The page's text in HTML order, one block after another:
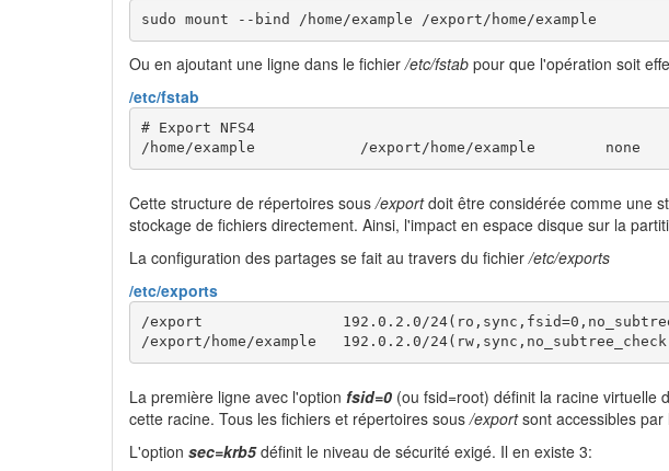
sudo mount --bind /home/example /export/home/example
Ou en ajoutant une ligne dans le fichier/etc/fstab pour que l'opération soit
/etc/fstab
# Export NFS4
/home/example            /export/home/example
Cette structure de répertoires sous/exportdoit être considérée comme une
stockage de fichiers directement. Ainsi, l'impact en espace disque sur la
La configuration des partages se fait au travers du fichier/etc/exports
/etc/exports
/export                192.0.2.0/
/export/home/example   192.0.2.0/
La première ligne avec l'option fsid=0 (ou fsid=root) définit la racine virtuelle
cette racine. Tous les fichiers et répertoires sous/exportsont accessibles par
L'option sec=krb5définit le niveau de sécurité exigé. Il en existe 3: